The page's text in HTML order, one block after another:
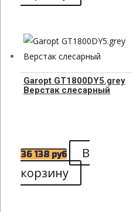
Garopt GT1800DY5.grey
Верстак слесарный
36 138 руб
В
корзину